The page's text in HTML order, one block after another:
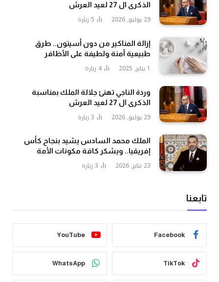
الذكرى ال 27 لعيد العرش
29 يوليو, 2026 5 زيارة
إزالة المناكير من دون أسيتون.. طرق
طبيعية آمنة ولطيفة على الأظافر
1 يناير, 2025 4 زيارة
وردة الناجي تهنئ جلالة الملك بمناسبة
الذكرى ال 27 لعيد العرش
29 يوليو, 2026 3 زيارة
الملك محمد السادس يشيد بنجاح كأس
إفريقيا.. ويشكر كافة مكونات الأمة
23 يناير, 2026 3 زيارة
تابعنا
Facebook
YouTube
TikTok
WhatsApp